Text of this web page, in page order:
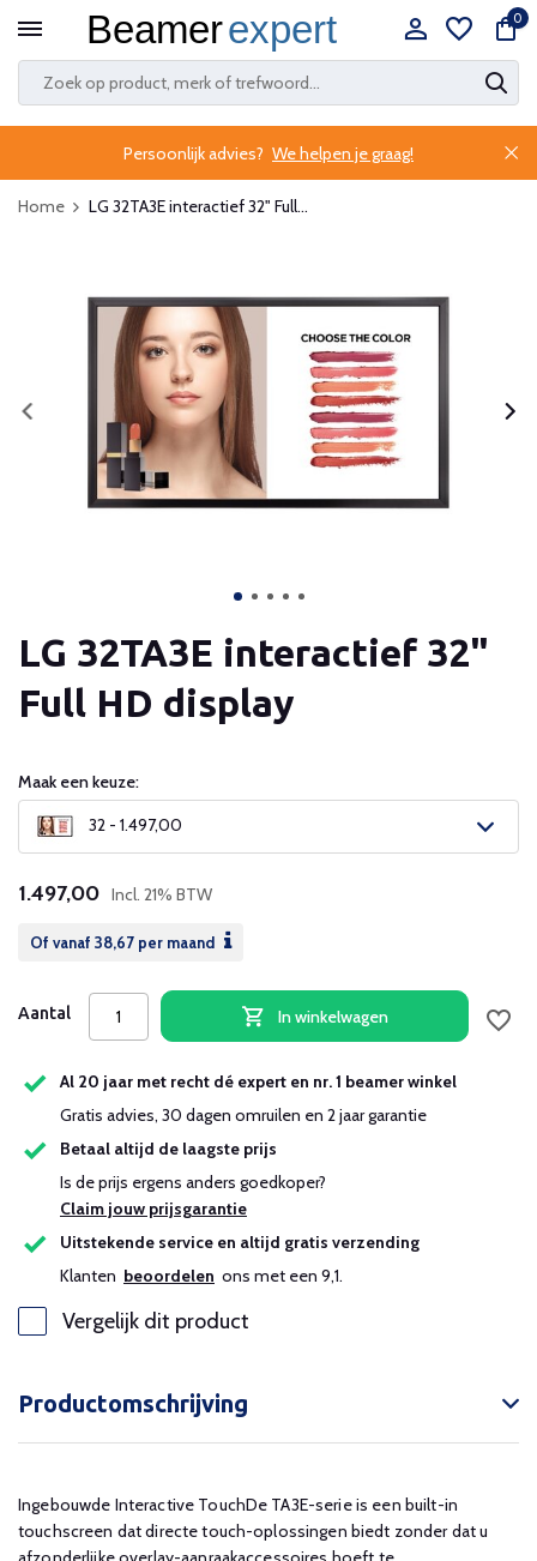
0
Persoonlijk advies? We helpen je graag!
Home LG 32TA3E interactief 32" Full...
LG 32TA3E interactief 32"
Full HD display
Maak een keuze:
32 - 1.497,00
1.497,00 Incl. 21% BTW
Of vanaf 38,67 per maand
Aantal In winkelwagen
Al 20 jaar met recht dé expert en nr. 1 beamer winkel
Gratis advies, 30 dagen omruilen en 2 jaar garantie
Betaal altijd de laagste prijs
Is de prijs ergens anders goedkoper?
Claim jouw prijsgarantie
Uitstekende service en altijd gratis verzending
Klanten beoordelen ons met een 9,1.
Vergelijk dit product
Productomschrijving
Ingebouwde Interactive TouchDe TA3E-serie is een built-in
touchscreen dat directe touch-oplossingen biedt zonder dat u